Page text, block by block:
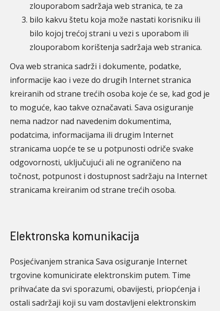
zlouporabom sadržaja web stranica, te za
bilo kakvu štetu koja može nastati korisniku ili
bilo kojoj trećoj strani u vezi s uporabom ili
zlouporabom korištenja sadržaja web stranica.
Ova web stranica sadrži i dokumente, podatke,
informacije kao i veze do drugih Internet stranica
kreiranih od strane trećih osoba koje će se, kad god je
to moguće, kao takve označavati. Sava osiguranje
nema nadzor nad navedenim dokumentima,
podatcima, informacijama ili drugim Internet
stranicama uopće te se u potpunosti odriče svake
odgovornosti, uključujući ali ne ograničeno na
točnost, potpunost i dostupnost sadržaju na Internet
stranicama kreiranim od strane trećih osoba.
Elektronska komunikacija
Posjećivanjem stranica Sava osiguranje Internet
trgovine komunicirate elektronskim putem. Time
prihvaćate da svi sporazumi, obavijesti, priopćenja i
ostali sadržaji koji su vam dostavljeni elektronskim